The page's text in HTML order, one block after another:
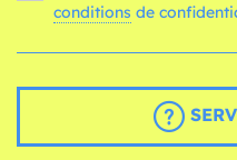
conditions de